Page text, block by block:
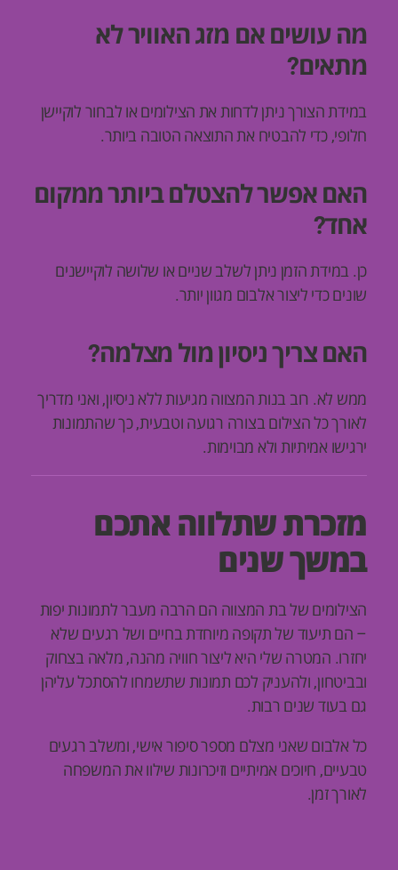
מה עושים אם מזג האוויר לא
מתאים?
במידת הצורך ניתן לדחות את הצילומים או לבחור לוקיישן
חלופי, כדי להבטיח את התוצאה הטובה ביותר.
האם אפשר להצטלם ביותר ממקום
אחד?
כן. במידת הזמן ניתן לשלב שניים או שלושה לוקיישנים
שונים כדי ליצור אלבום מגוון יותר.
האם צריך ניסיון מול מצלמה?
ממש לא. רוב בנות המצווה מגיעות ללא ניסיון, ואני מדריך
לאורך כל הצילום בצורה רגועה וטבעית, כך שהתמונות
ירגישו אמיתיות ולא מבוימות.
מזכרת שתלווה אתכם
במשך שנים
הצילומים של בת המצווה הם הרבה מעבר לתמונות יפות
– הם תיעוד של תקופה מיוחדת בחיים ושל רגעים שלא
יחזרו. המטרה שלי היא ליצור חוויה מהנה, מלאה בצחוק
ובביטחון, ולהעניק לכם תמונות שתשמחו להסתכל עליהן
גם בעוד שנים רבות.
כל אלבום שאני מצלם מספר סיפור אישי, ומשלב רגעים
טבעיים, חיוכים אמיתיים וזיכרונות שילוו את המשפחה
לאורך זמן.